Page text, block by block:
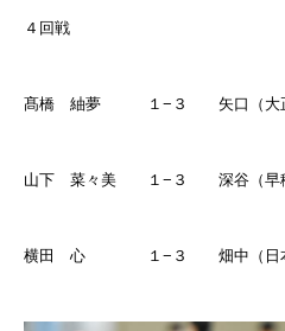
４回戦
髙橋 紬夢 １ − ３ 矢口（大
山下 菜々美 １ − ３ 深谷（早
横田 心 １ − ３ 畑中（日